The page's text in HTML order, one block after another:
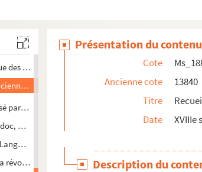
Serre-Liotaud, sur les guerres de la France à
Saint-Affrique Fait par Monsieur le Prince et Mons.r
des mouvemens arrives à Nismes au sujet de
histoire de Nîmes.
par Mr de Lamoignon de Baville intendant de cette
dressé par Mr de Lamoignon de Baville, intendant
».
des Fanatiques ou des Camisards, par M.
Présentation du contenu
Cote
Ancienne cote
13840
Titre
Date
XVIIIe
Description du